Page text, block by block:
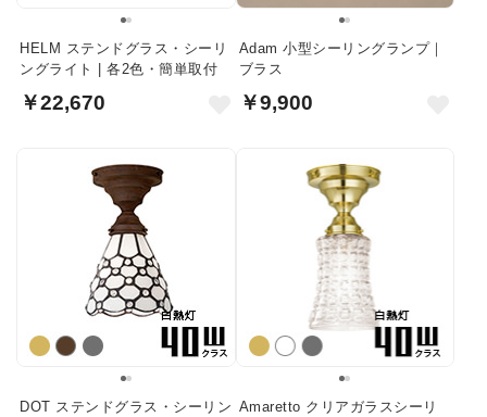
HELM ステンドグラス・シーリ
ングライト | 各2色・簡単取付
￥22,670
Adam 小型シーリングランプ｜
ブラス
￥9,900
DOT ステンドグラス・シーリン Amaretto クリアガラスシーリ